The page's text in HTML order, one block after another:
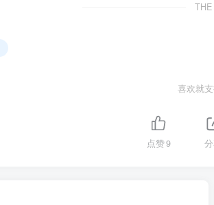
喜欢就
点赞9